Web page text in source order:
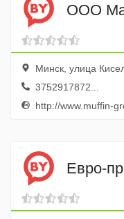
ООО
Минск, улица
3752917872...
http://www.muffin-
Евро-